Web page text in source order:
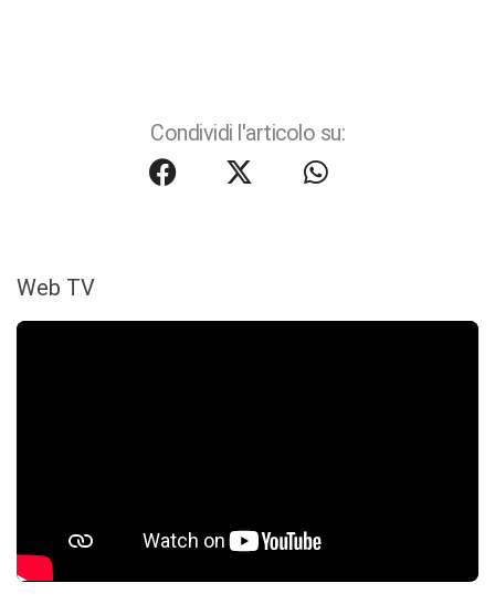
Condividi l'articolo su:
Web TV